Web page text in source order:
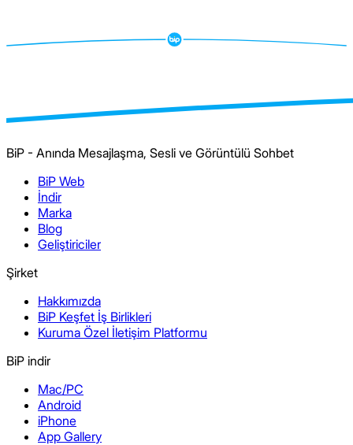
BiP - Anında Mesajlaşma, Sesli ve Görüntülü Sohbet
BiP Web
İndir
Marka
Blog
Geliştiriciler
Şirket
Hakkımızda
BiP Keşfet İş Birlikleri
Kuruma Özel İletişim Platformu
BiP indir
Mac/PC
Android
iPhone
App Gallery